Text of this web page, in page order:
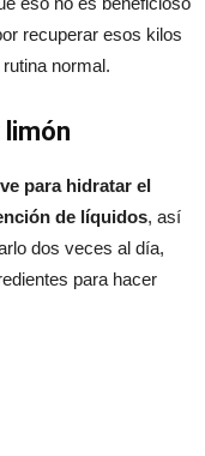
recuperar esos kilos
normal.
limón
para hidratar el
de líquidos, así
dos veces al día,
para hacer